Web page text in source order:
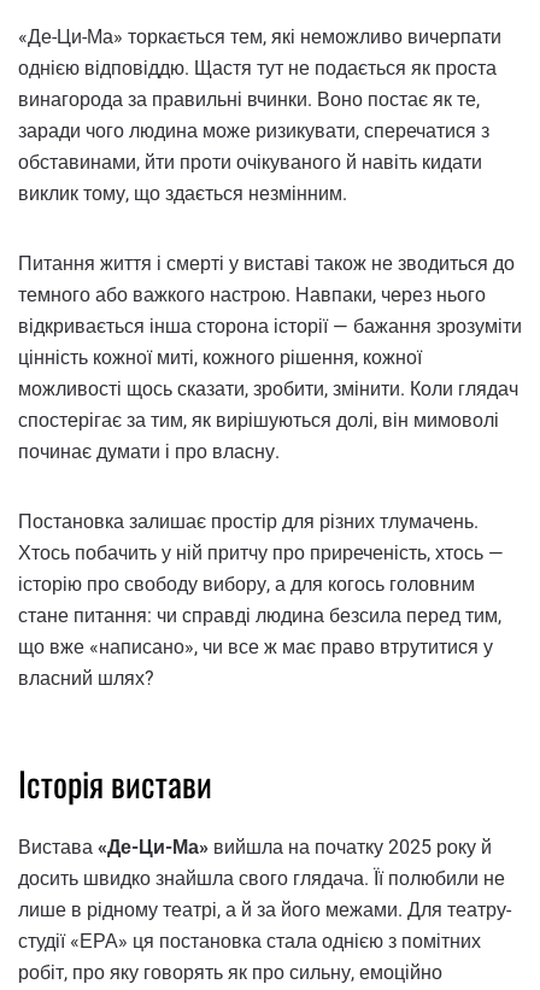
«Де-Ци-Ма» торкається тем, які неможливо вичерпати
однією відповіддю. Щастя тут не подається як проста
винагорода за правильні вчинки. Воно постає як те,
заради чого людина може ризикувати, сперечатися з
обставинами, йти проти очікуваного й навіть кидати
виклик тому, що здається незмінним.
Питання життя і смерті у виставі також не зводиться до
темного або важкого настрою. Навпаки, через нього
відкривається інша сторона історії — бажання зрозуміти
цінність кожної миті, кожного рішення, кожної
можливості щось сказати, зробити, змінити. Коли глядач
спостерігає за тим, як вирішуються долі, він мимоволі
починає думати і про власну.
Постановка залишає простір для різних тлумачень.
Хтось побачить у ній притчу про приреченість, хтось —
історію про свободу вибору, а для когось головним
стане питання: чи справді людина безсила перед тим,
що вже «написано», чи все ж має право втрутитися у
власний шлях?
Історія вистави
Вистава «Де-Ци-Ма» вийшла на початку 2025 року й
досить швидко знайшла свого глядача. Її полюбили не
лише в рідному театрі, а й за його межами. Для театру-
студії «ЕРА» ця постановка стала однією з помітних
робіт, про яку говорять як про сильну, емоційно